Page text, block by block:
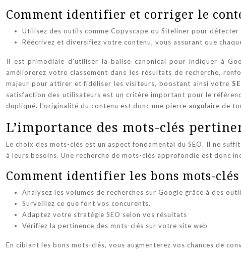
Comment identifier et corriger le
Utilisez des outils comme Copyscape ou Siteliner pour
Réécrivez et diversifiez votre contenu, vous assurant que
Il est primodiale d’utiliser la balise canonical pour indiquer à
améliorerez votre classement dans les résultats de recherche,
majeur pour attirer et fidéliser les visiteurs, boostant ainsi votre
satisfaction des utilisateurs est un critère important pour le
dupliqué. L’originalité du contenu est donc une pierre angulaire de
L’importance des mots-clés
Le choix des mots-clés est un aspect fondamental du SEO. Il ne
à leurs besoins. Une recherche de mots-clés approfondie est donc
Comment identifier les bons mots-clés
Analysez les volumes de recherches sur Google grâce à des
Surveillez ce que font vos concurents.
Adaptez votre stratégie SEO selon vos résultats
Vérifiez la pertinence des mots-clés sur votre site web
En ciblant les bons mots-clés, vous augmenterez vos chances de